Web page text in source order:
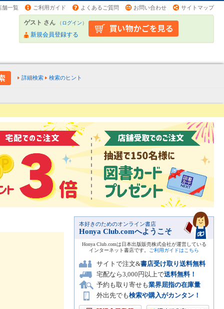
舗一覧 ご利用ガイド よくあるご質問 お問い合わせ サイトマップ
ゲスト さん （ログイン）
新規会員登録する
詳細検索 検索のヒント
本好きのためのオンライン書店
Honya Club.comへようこそ
Honya Club.comは日本出版販売株式会社が運営している
インターネット書店です。
ご利用ガイドはこちら
サイトで注文&書店受け取り送料無料
宅配なら3,000円以上で送料無料！
予約も取り寄せも業界屈指の在庫量
外出先でも検索や購入がカンタン！